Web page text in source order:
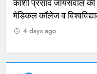
काशी प्रसाद जायसवाल की
मेडिकल कॉलेज व
4 days ago
2